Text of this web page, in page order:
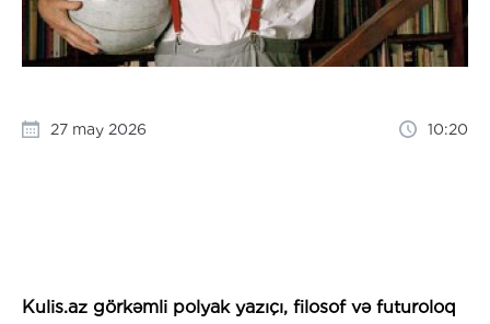
27 may 2026 10:20
Kulis.az görkəmli polyak yazıçı, filosof və futuroloq